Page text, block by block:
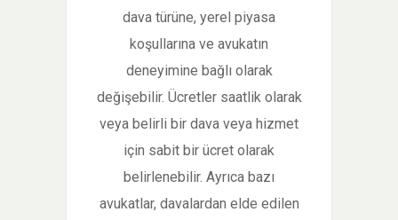
dava türüne, yerel piyasa
koşullarına ve avukatın
deneyimine bağlı olarak
değişebilir. Ücretler saatlik olarak
veya belirli bir dava veya hizmet
için sabit bir ücret olarak
belirlenebilir. Ayrıca bazı
avukatlar, davalardan elde edilen